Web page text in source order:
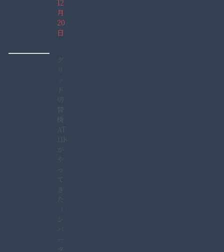
12
月
20
日
グ
リ
ッ
ド
切
替
機
ATS-
11KW
が
や
っ
て
き
た
（イ
ン
バ
ー
タ